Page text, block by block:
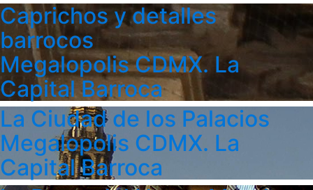
Caprichos y detalles
barrocos
Megalopolis CDMX. La
Capital Barroca
La Ciudad de los Palacios
Megalopolis CDMX. La
Capital Barroca